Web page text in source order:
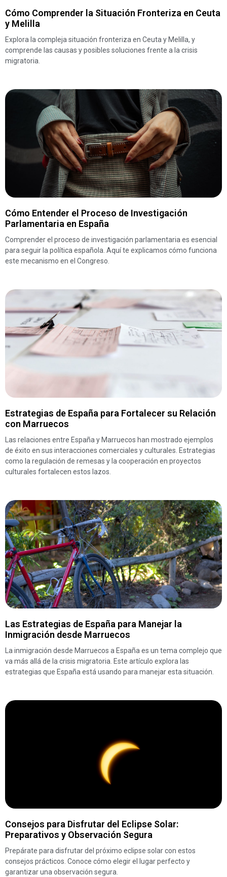
Cómo Comprender la Situación Fronteriza en Ceuta
y Melilla
Explora la compleja situación fronteriza en Ceuta y Melilla, y
comprende las causas y posibles soluciones frente a la crisis
migratoria.
Cómo Entender el Proceso de Investigación
Parlamentaria en España
Comprender el proceso de investigación parlamentaria es esencial
para seguir la política española. Aquí te explicamos cómo funciona
este mecanismo en el Congreso.
Estrategias de España para Fortalecer su Relación
con Marruecos
Las relaciones entre España y Marruecos han mostrado ejemplos
de éxito en sus interacciones comerciales y culturales. Estrategias
como la regulación de remesas y la cooperación en proyectos
culturales fortalecen estos lazos.
Las Estrategias de España para Manejar la
Inmigración desde Marruecos
La inmigración desde Marruecos a España es un tema complejo que
va más allá de la crisis migratoria. Este artículo explora las
estrategias que España está usando para manejar esta situación.
Consejos para Disfrutar del Eclipse Solar:
Preparativos y Observación Segura
Prepárate para disfrutar del próximo eclipse solar con estos
consejos prácticos. Conoce cómo elegir el lugar perfecto y
garantizar una observación segura.